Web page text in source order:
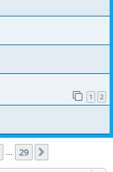
1 2
… 29